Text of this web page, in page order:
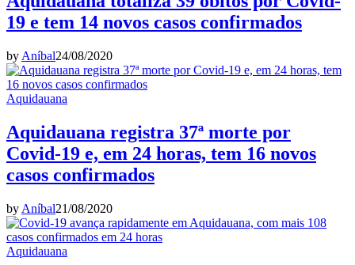
19 e tem 14 novos casos confirmados
by Aníbal24/08/2020
Aquidauana
Aquidauana registra 37ª morte por
Covid-19 e, em 24 horas, tem 16 novos
casos confirmados
by Aníbal21/08/2020
Aquidauana